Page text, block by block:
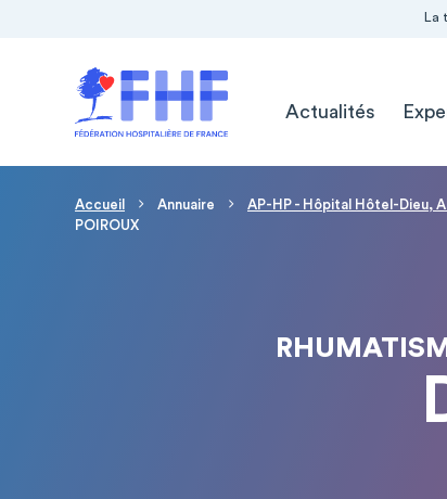
Actualités
Fil d'Ariane
Accueil Annuaire AP-HP - Hôpital Hôtel-Dieu,
POIROUX